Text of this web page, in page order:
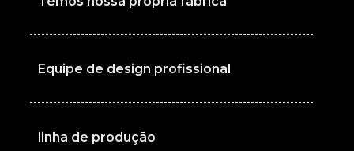
Equipe de design profissional
linha de produção